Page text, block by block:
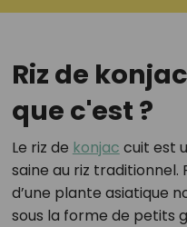
Riz de
que c'est ?
Le riz de konjac cuit est
saine au riz
d’une plante asiatique
sous la forme de petits